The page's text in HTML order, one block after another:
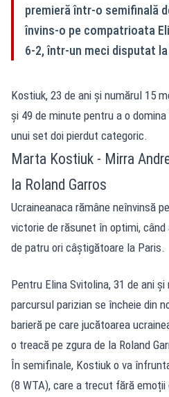
premieră într-o semifinală
învins-o pe compatrioata
6-2, într-un meci disputat la
Kostiuk, 23 de ani și numărul 15
și 49 de minute pentru a o
unui set doi pierdut categoric.
Marta Kostiuk - Mirra
la Roland Garros
Ucraineanaca rămâne neînvinsă
victorie de răsunet în optimi,
de patru ori câștigătoare la Paris.
Pentru Elina Svitolina, 31 de ani
parcursul parizian se încheie din
barieră pe care jucătoarea
o treacă pe zgura de la Roland
În semifinale, Kostiuk o va
(8 WTA), care a trecut fără